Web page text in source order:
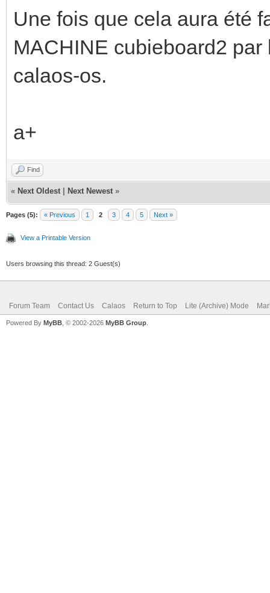
Une fois que cela aura été
MACHINE cubieboard2
calaos-os.
a+
Find
« Next Oldest Next Newest »
Pages (5): « Previous 1 2 3 4 5 Next »
View a Printable Version
Users browsing this thread: 2 Guest(s)
Forum Team Contact Us Calaos Return to Top Lite (Archive) Mode
Powered By MyBB , © 2002-2026 MyBB Group